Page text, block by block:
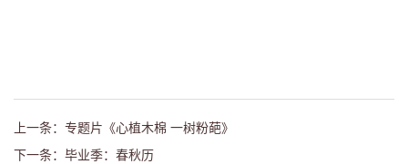
上一条：专题片《心植木棉 一树粉葩》
下一条：毕业季：春秋历